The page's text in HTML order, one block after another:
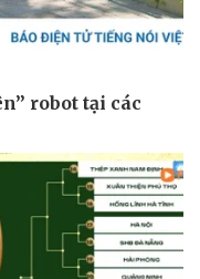
điệu
nghiệm
đổi số